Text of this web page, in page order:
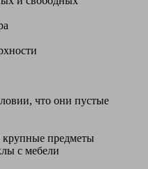
что они пустые
крупные предметы
с мебели